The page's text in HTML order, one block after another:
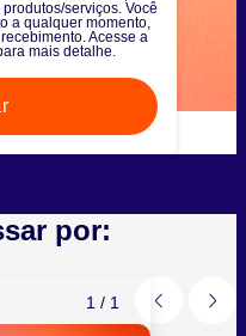
serviços. Você
a qualquer momento,
Acesse a
mais detalhe.
por:
1 / 1